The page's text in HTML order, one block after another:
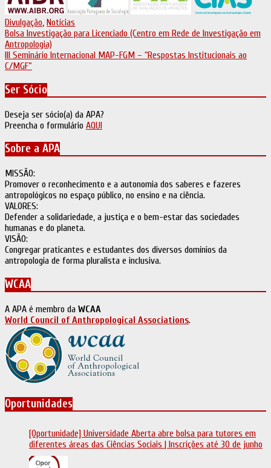
Divulgação, Notícias
Navegação
de
artigos
Bolsa Investigação para Licenciado (Centro em Rede de Investigação em
Antropologia)
III Seminário Internacional MAP-FGM – “Respostas Institucionais ao
C/MGF”
Ser Sócio
Deseja ser sócio(a) da APA?
Preencha o formulário AQUI
Sobre a APA
MISSÃO:
Promover o reconhecimento e a autonomia dos saberes e fazeres
antropológicos no espaço público, no ensino e na ciência.
VALORES:
Defender a solidariedade, a justiça e o bem-estar das sociedades
humanas e do planeta.
VISÃO:
Congregar praticantes e estudantes dos diversos domínios da
antropologia de forma pluralista e inclusiva.
WCAA
A APA é membro da WCAA
World Council of Anthropological Associations.
Oportunidades
[Oportunidade] Universidade Aberta abre bolsa para tutores em
diferentes áreas das Ciências Sociais | Inscrições até 30 de junho